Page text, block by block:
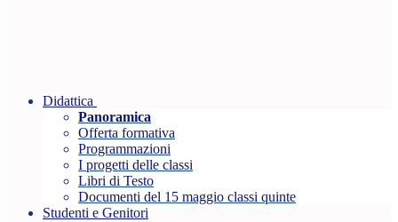
Didattica
Panoramica
Offerta formativa
Programmazioni
I progetti delle classi
Libri di Testo
Documenti del 15 maggio classi quinte
Studenti e Genitori